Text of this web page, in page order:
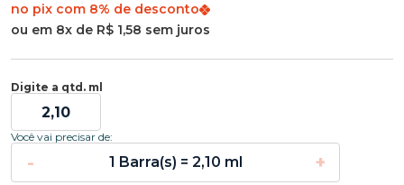
no pix com 8% de desconto
ou em 8x de R$ 1,58 sem juros
Digite a qtd. ml
Você vai precisar de:
- 1 Barra(s) = 2,10 ml +